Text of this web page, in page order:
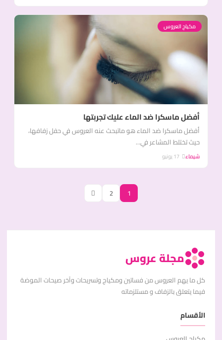
مكياج العروس
أفضل ماسكرا ضد الماء عليك تجربتها
أفضل ماسكرا ضد الماء هو ماتبحث عنه العروس في حفل زفافها،
حيث تختلط المشاعر في...
شيماء
1
2
مجلة عروس
كل ما يهم العروس من فساتين ومكياج وتسريحات وآخر صيحات الموضة
فيما يتعلق بالزفاف و مستلزماته
الأقسام